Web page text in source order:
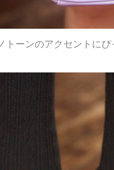
トーンのアクセントにぴ